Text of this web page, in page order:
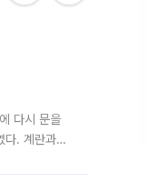
다시 문을
다. 계란과